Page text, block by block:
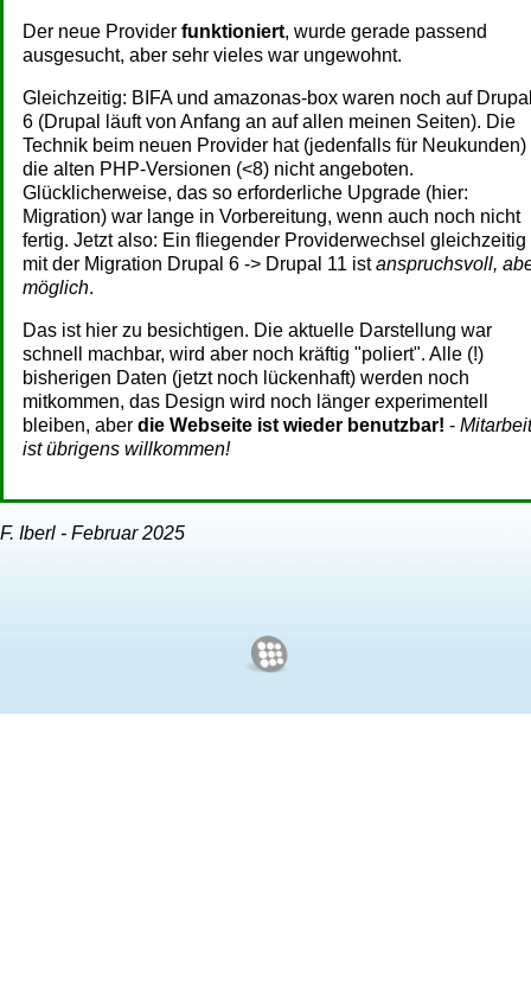
Der neue Provider funktioniert, wurde gerade passend
ausgesucht, aber sehr vieles war ungewohnt.
Gleichzeitig: BIFA und amazonas-box waren noch auf
6 (Drupal läuft von Anfang an auf allen meinen Seiten). Die
Technik beim neuen Provider hat (jedenfalls für Neukunden)
die alten PHP-Versionen (<8) nicht angeboten.
Glücklicherweise, das so erforderliche Upgrade (hier:
Migration) war lange in Vorbereitung, wenn auch noch nicht
fertig. Jetzt also: Ein fliegender Providerwechsel gleichzeitig
mit der Migration Drupal 6 -> Drupal 11 istanspruchsvoll,
möglich.
Das ist hier zu besichtigen. Die aktuelle Darstellung war
schnell machbar, wird aber noch kräftig "poliert". Alle (!)
bisherigen Daten (jetzt noch lückenhaft) werden noch
mitkommen, das Design wird noch länger experimentell
bleiben, aber die Webseite ist wieder benutzbar! - Mitarbeit
ist übrigens willkommen!
F. Iberl - Februar 2025